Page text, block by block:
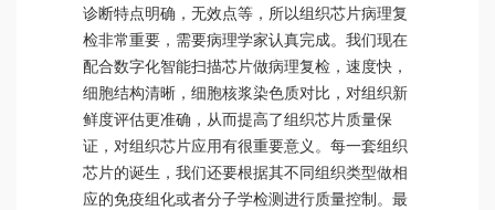
诊断特点明确，无效点等，所以组织芯片病理复
检非常重要，需要病理学家认真完成。我们现在
配合数字化智能扫描芯片做病理复检，速度快，
细胞结构清晰，细胞核浆染色质对比，对组织新
鲜度评估更准确，从而提高了组织芯片质量保
证，对组织芯片应用有很重要意义。每一套组织
芯片的诞生，我们还要根据其不同组织类型做相
应的免疫组化或者分子学检测进行质量控制。最